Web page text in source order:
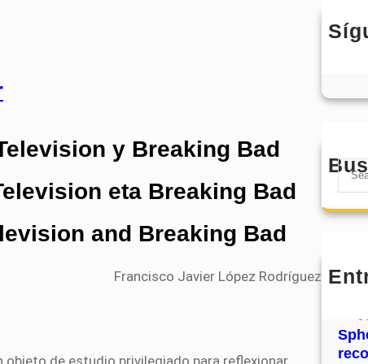
y Breaking Bad
eta Breaking Bad
and Breaking Bad
Francisco Javier López Rodríguez
S
a